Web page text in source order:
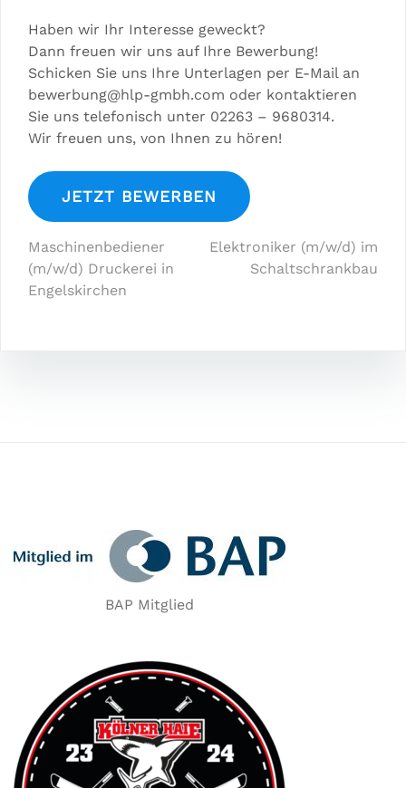
Haben wir Ihr Interesse geweckt?
Dann freuen wir uns auf Ihre Bewerbung!
Schicken Sie uns Ihre Unterlagen per E-Mail an
bewerbung@hlp-gmbh.com oder kontaktieren
Sie uns telefonisch unter 02263 – 9680314.
Wir freuen uns, von Ihnen zu hören!
Beitragsnavigation
Maschinenbediener
(m/w/d) Druckerei in
Engelskirchen
Elektroniker (m/w/d) im
Schaltschrankbau
BAP Mitglied